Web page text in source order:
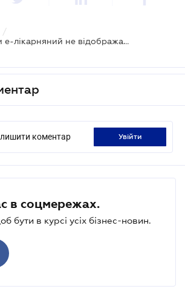
/
Варіанти дій, коли е-лікарняний не відображається в кабінеті страхувальника
коментар увійти
в соцмережах.
бути в курсі усіх бізнес-новин.